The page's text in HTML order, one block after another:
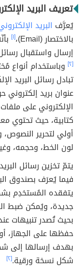
تعريف البريد
يُعرَّف البريد
بالاختصار (Email)،
[١]
إرسال واستقبال
[٢] وباستخدام أنواع
تبادل رسائل البريد
عنوان بريد إلكتروني
الإلكتروني على
كتابية، حيث تحتوي
أولي لتحرير النصوص،
لون الخط، وحجمه،
يتمّ تخزين رسائل
يتفقده المُستخدِم
جديدة، ويُمكن ضبط
بحيث تُصدر تنبيهات
حفظها على الجهاز،
بهدف إرسالها إلى
شكل نسخة ورقية.[٢]